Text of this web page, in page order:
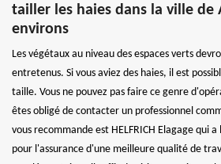
tailler les haies dans la ville de
environs
Les végétaux au niveau des espaces verts
entretenus. Si vous aviez des haies, il est
taille. Vous ne pouvez pas faire ce genre
êtes obligé de contacter un professionnel
vous recommande est HELFRICH Elagage qui
pour l'assurance d'une meilleure qualité de